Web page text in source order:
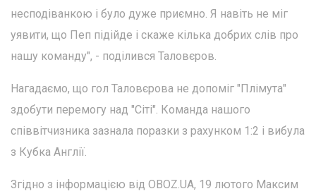
несподіванкою і було дуже приємно. Я навіть не міг
уявити, що Пеп підійде і скаже кілька добрих слів про
нашу команду", - поділився Таловєров.
Нагадаємо, що гол Таловєрова не допоміг "Плімута"
здобути перемогу над "Сіті". Команда нашого
співвітчизника зазнала поразки з рахунком 1:2 і вибула
з Кубка Англії.
Згідно з інформацією від OBOZ.UA, 19 лютого Максим